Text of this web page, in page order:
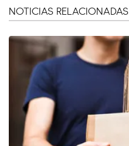
NOTICIAS RELACIONADAS